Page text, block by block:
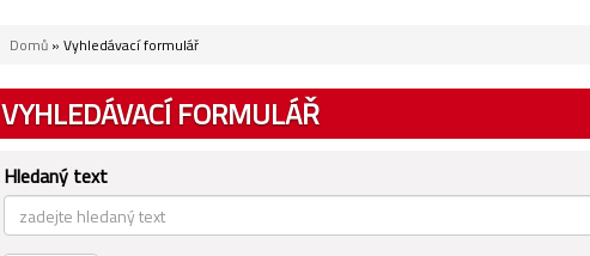
Domů » Vyhledávací formulář
VYHLEDÁVACÍ FORMULÁŘ
Hledaný text